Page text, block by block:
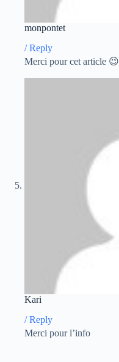
monpontet
/Reply
Merci pour cet article 😉
Kari
/Reply
Merci pour l’info